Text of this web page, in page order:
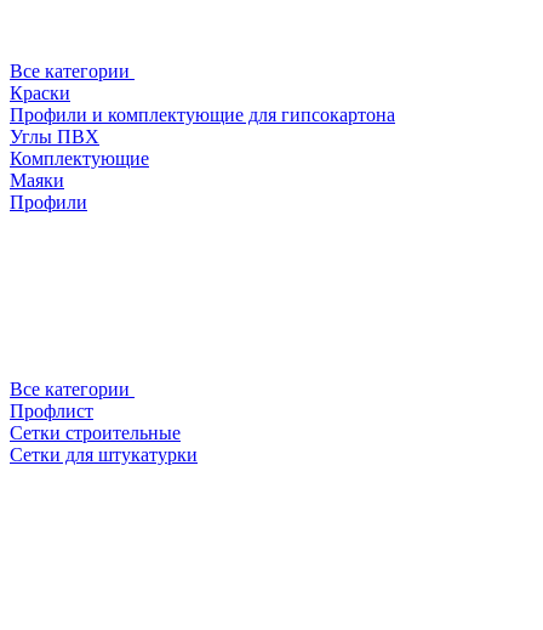
Все категории
Краски
Профили и комплектующие для гипсокартона
Углы ПВХ
Комплектующие
Маяки
Профили
Все категории
Профлист
Сетки строительные
Сетки для штукатурки